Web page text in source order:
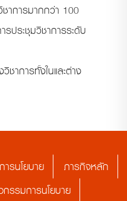
าการมากกว่า 100
รประชุมวิชาการระดับ
ชาการทั้งในและต่าง
รนโยบาย
ภารกิจหลัก
รรมการนโยบาย